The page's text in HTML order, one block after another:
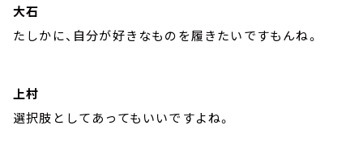
大石
たしかに、自分が好きなものを履きたいですもんね。
上村
選択肢としてあってもいいですよね。